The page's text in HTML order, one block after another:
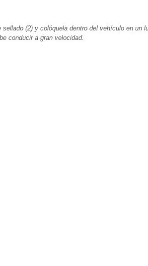
(2) y colóquela dentro del vehículo en un
conducir a gran velocidad.